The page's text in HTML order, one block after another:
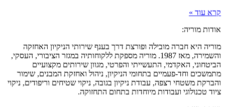
קרא עוד »
אודות מוריה:
מוריה היא חברה מובילה ופורצת דרך בענף שירותי הניקיון האחזקה
והשמירה, מאז 1987. מוריה מספקת ללקוחותיה במגזר הציבורי, העסקי,
הביטחוני, האקדמי, התעשייתי והפרטי, מגוון שירותים מקצועיים
מתמשכים וחד-פעמיים בתחומי הניקיון, ניהול ואחזקת המבנים, שימור
והברקת משטחי רצפה, עבודת ניקיון בגובה, ניקוי שטיחים וריפודים, ניקוי
ציוד טכנולוגי ועבודות מיוחדות בתחום התחזוקה.